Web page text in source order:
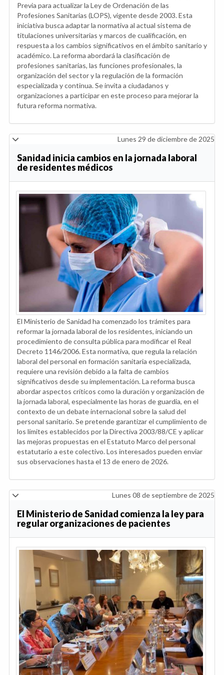
Previa para actualizar la Ley de Ordenación de las
Profesiones Sanitarias (LOPS), vigente desde 2003. Esta
iniciativa busca adaptar la normativa al actual sistema de
titulaciones universitarias y marcos de cualificación, en
respuesta a los cambios significativos en el ámbito sanitario y
académico. La reforma abordará la clasificación de
profesiones sanitarias, las funciones profesionales, la
organización del sector y la regulación de la formación
especializada y continua. Se invita a ciudadanos y
organizaciones a participar en este proceso para mejorar la
futura reforma normativa.
Lunes 29 de diciembre de 2025
Sanidad inicia cambios en la jornada laboral
de residentes médicos
El Ministerio de Sanidad ha comenzado los trámites para
reformar la jornada laboral de los residentes, iniciando un
procedimiento de consulta pública para modificar el Real
Decreto 1146/2006. Esta normativa, que regula la relación
laboral del personal en formación sanitaria especializada,
requiere una revisión debido a la falta de cambios
significativos desde su implementación. La reforma busca
abordar aspectos críticos como la duración y organización de
la jornada laboral, especialmente las horas de guardia, en el
contexto de un debate internacional sobre la salud del
personal sanitario. Se pretende garantizar el cumplimiento de
los límites establecidos por la Directiva 2003/88/CE y aplicar
las mejoras propuestas en el Estatuto Marco del personal
estatutario a este colectivo. Los interesados pueden enviar
sus observaciones hasta el 13 de enero de 2026.
Lunes 08 de septiembre de 2025
El Ministerio de Sanidad comienza la ley para
regular organizaciones de pacientes